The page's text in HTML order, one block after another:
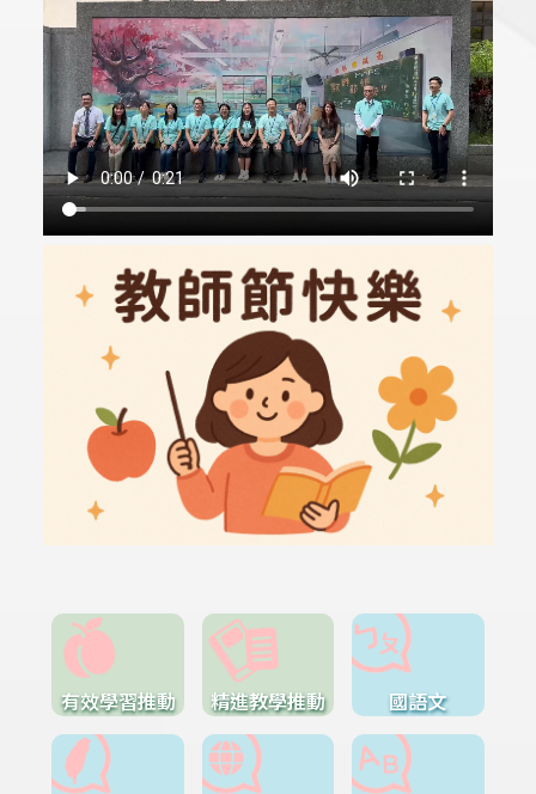
有效學習推動 精進教學推動 國語文